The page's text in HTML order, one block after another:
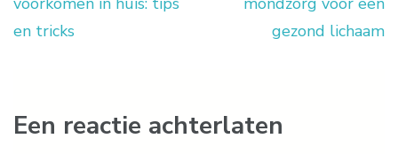
en tricks
gezond lichaam
Een reactie achterlaten